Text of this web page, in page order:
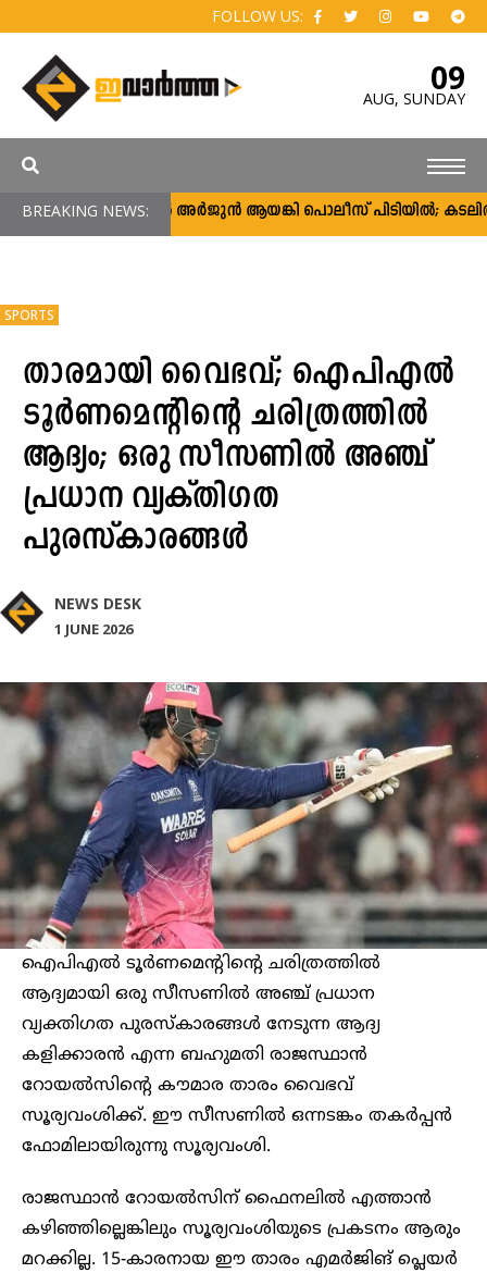
FOLLOW US:
09
AUG, SUNDAY
BREAKING NEWS:
ഒടുവിൽ അര്‍ജുന്‍ ആയങ്കി പൊലീസ് പിടിയിൽ; കടലിൽ
SPORTS
താരമായി വൈഭവ്; ഐപിഎൽ
ടൂര്‍ണമെന്റിന്റെ ചരിത്രത്തില്‍
ആദ്യം; ഒരു സീസണില്‍ അഞ്ച്
പ്രധാന വ്യക്തിഗത
പുരസ്‌കാരങ്ങള്‍
NEWS DESK
1 JUNE 2026
ഐപിഎല്‍ ടൂര്‍ണമെന്റിന്റെ ചരിത്രത്തില്‍
ആദ്യമായി ഒരു സീസണില്‍ അഞ്ച് പ്രധാന
വ്യക്തിഗത പുരസ്‌കാരങ്ങള്‍ നേടുന്ന ആദ്യ
കളിക്കാരന്‍ എന്ന ബഹുമതി രാജസ്ഥാന്‍
റോയല്‍സിന്റെ കൗമാര താരം വൈഭവ്
സൂര്യവംശിക്ക്. ഈ സീസണില്‍ ഒന്നടങ്കം തകര്‍പ്പന്‍
ഫോമിലായിരുന്നു സൂര്യവംശി.
രാജസ്ഥാന്‍ റോയല്‍സിന് ഫൈനലില്‍ എത്താന്‍
കഴിഞ്ഞില്ലെങ്കിലും സൂര്യവംശിയുടെ പ്രകടനം ആരും
മറക്കില്ല. 15-കാരനായ ഈ താരം എമര്‍ജിങ് പ്ലെയര്‍